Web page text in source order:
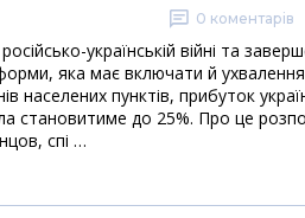
0 коментарів
українській війні та
яка має включати й ухвалення
населених пунктів, прибуток
становитиме до 25%. Про це
спі …